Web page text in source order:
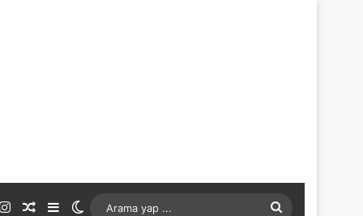
InstagramRastgele Makale
Kenar Bölmesi
Dış görünümü değiştir